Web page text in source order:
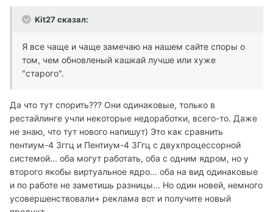
Kit27 сказал:
Я все чаще и чаще замечаю на нашем сайте споры о
том, чем обновленый кашкай лучше или хуже
"старого".
Да что тут спорить??? Они одинаковые, только в
рестайлинге учли некоторые недоработки, всего-то. Даже
не знаю, что тут нового напишут) Это как сравнить
пентиум-4 3ггц и Пентиум-4 3Ггц с двухпроцессорной
системой... оба могут работать, оба с одним ядром, но у
второго якобы виртуальное ядро... оба на вид одинаковые
и по работе не заметишь разницы... Но один новей, немного
усовершенствовали+ реклама вот и получите новый